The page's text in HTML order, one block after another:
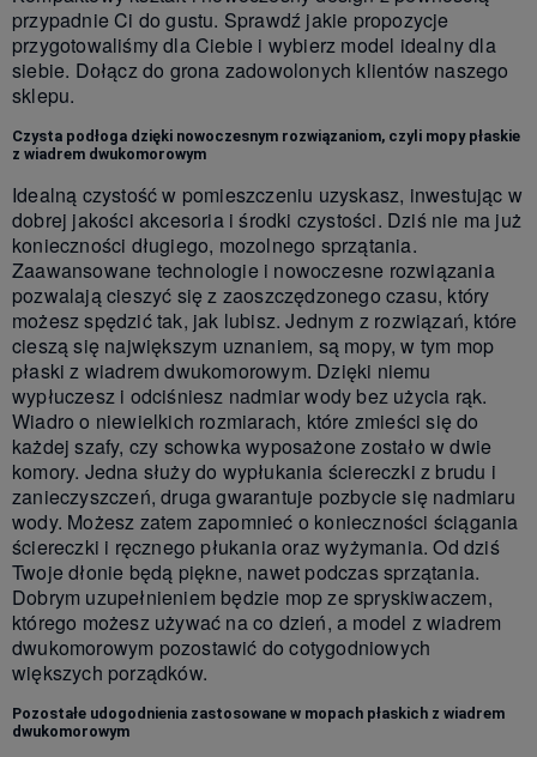
przypadnie Ci do gustu. Sprawdź jakie propozycje
przygotowaliśmy dla Ciebie i wybierz model idealny dla
siebie. Dołącz do grona zadowolonych klientów naszego
sklepu.
Czysta podłoga dzięki nowoczesnym rozwiązaniom, czyli mopy płaskie
z wiadrem dwukomorowym
Idealną czystość w pomieszczeniu uzyskasz, inwestując w
dobrej jakości akcesoria i środki czystości. Dziś nie ma już
konieczności długiego, mozolnego sprzątania.
Zaawansowane technologie i nowoczesne rozwiązania
pozwalają cieszyć się z zaoszczędzonego czasu, który
możesz spędzić tak, jak lubisz. Jednym z rozwiązań, które
cieszą się największym uznaniem, są mopy, w tym mop
płaski z wiadrem dwukomorowym. Dzięki niemu
wypłuczesz i odciśniesz nadmiar wody bez użycia rąk.
Wiadro o niewielkich rozmiarach, które zmieści się do
każdej szafy, czy schowka wyposażone zostało w dwie
komory. Jedna służy do wypłukania ściereczki z brudu i
zanieczyszczeń, druga gwarantuje pozbycie się nadmiaru
wody. Możesz zatem zapomnieć o konieczności ściągania
ściereczki i ręcznego płukania oraz wyżymania. Od dziś
Twoje dłonie będą piękne, nawet podczas sprzątania.
Dobrym uzupełnieniem będzie mop ze spryskiwaczem,
którego możesz używać na co dzień, a model z wiadrem
dwukomorowym pozostawić do cotygodniowych
większych porządków.
Pozostałe udogodnienia zastosowane w mopach płaskich z wiadrem
dwukomorowym